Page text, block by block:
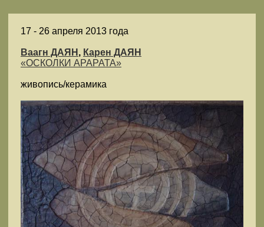
17 - 26 апреля 2013 года
Ваагн ДАЯН , Карен ДАЯН
«ОСКОЛКИ АРАРАТА»
живопись/керамика